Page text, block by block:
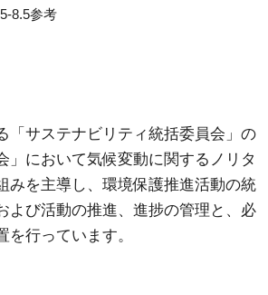
8.5参考
「サステナビリティ統括委員会」の
」において気候変動に関するノリタ
みを主導し、環境保護推進活動の統
よび活動の推進、進捗の管理と、必
行っています。